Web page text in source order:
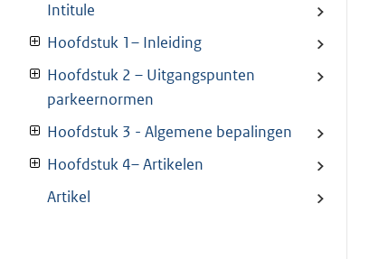
Intitule
Hoofdstuk 1– Inleiding
Hoofdstuk 2 – Uitgangspunten
parkeernormen
Hoofdstuk 3 - Algemene bepalingen
Hoofdstuk 4– Artikelen
Artikel